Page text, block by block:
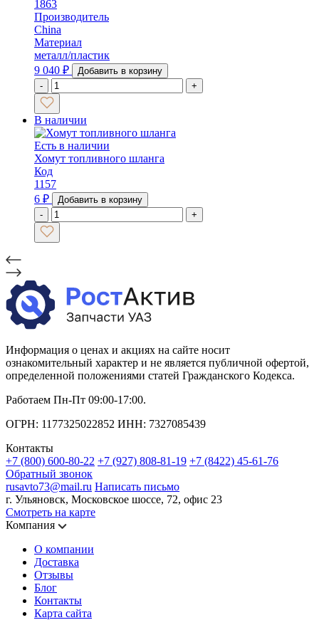
1863
Производитель
China
Материал
металл/пластик
9 040 ₽
Добавить в корзину
-
+
В наличии
Есть в наличии
Хомут топливного шланга
Код
1157
6 ₽
Добавить в корзину
-
+
Информация о ценах и акциях на сайте носит
ознакомительный характер и не является публичной офертой,
определенной положениями статей Гражданского Кодекса.
Работаем Пн-Пт 09:00-17:00.
ОГРН: 1177325022852 ИНН: 7327085439
Контакты
+7 (800) 600-80-22 +7 (927) 808-81-19 +7 (8422) 45-61-76
Обратный звонок
rusavto73@mail.ru Написать письмо
г. Ульяновск, Московское шоссе, 72, офис 23
Смотреть на карте
Компания
О компании
Доставка
Отзывы
Блог
Контакты
Карта сайта